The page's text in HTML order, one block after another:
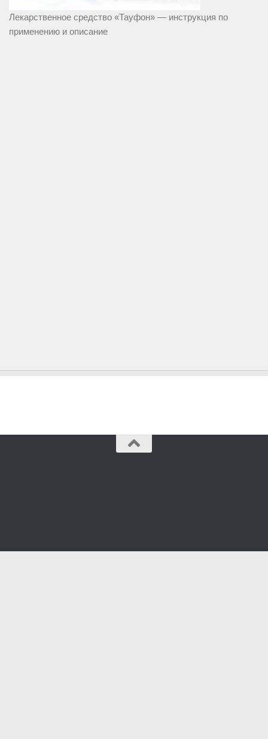
Лекарственное средство «Тауфон» — инструкция по
применению и описание